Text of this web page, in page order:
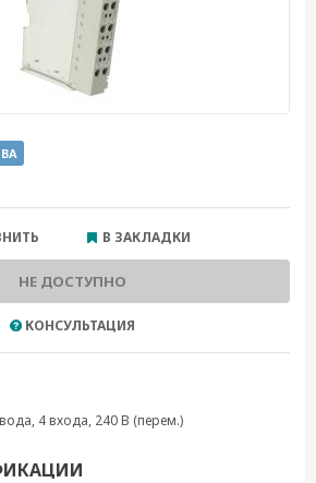
В ЗАКЛАДКИ
НЕ ДОСТУПНО
КОНСУЛЬТАЦИЯ
4 входа, 240 В (перем.)